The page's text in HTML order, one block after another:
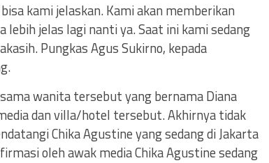
kami jelaskan. Kami akan memberikan
jelas lagi nanti ya. Saat ini kami sedang
Pungkas Agus Sukirno, kepada
wanita tersebut yang bernama Diana
dan villa/hotel tersebut. Akhirnya tidak
Chika Agustine yang sedang di Jakarta
oleh awak media Chika Agustine sedang